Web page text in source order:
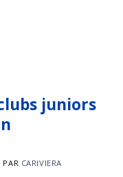
juniors
PAR CARIVIERA